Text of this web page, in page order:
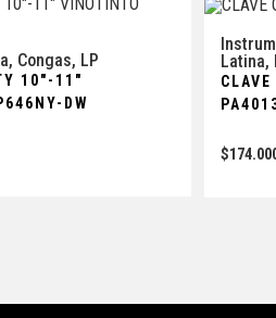
, Congas, LP
10″-11″
DW
Latina,
$